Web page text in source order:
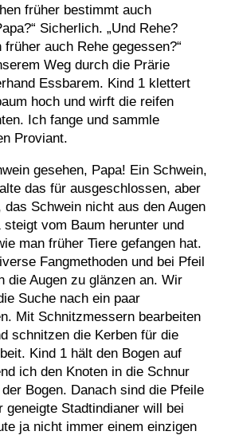
früher bestimmt auch
Sicherlich. „Und Rehe?
früher auch Rehe gegessen?“
Weg durch die Prärie
Essbarem. Kind 1 klettert
hoch und wirft die reifen
Ich fange und sammle
Proviant.
gesehen, Papa! Ein Schwein,
das für ausgeschlossen, aber
das Schwein nicht aus den Augen
vom Baum herunter und
man früher Tiere gefangen hat.
Fangmethoden und bei Pfeil
die Augen zu glänzen an. Wir
Suche nach ein paar
Mit Schnitzmessern bearbeiten
schnitzen die Kerben für die
Kind 1 hält den Bogen auf
ich den Knoten in die Schnur
Bogen. Danach sind die Pfeile
geneigte Stadtindianer will bei
ja nicht immer einem einzigen